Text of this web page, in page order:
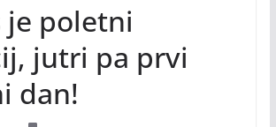
je poletni
jutri pa prvi
dan!